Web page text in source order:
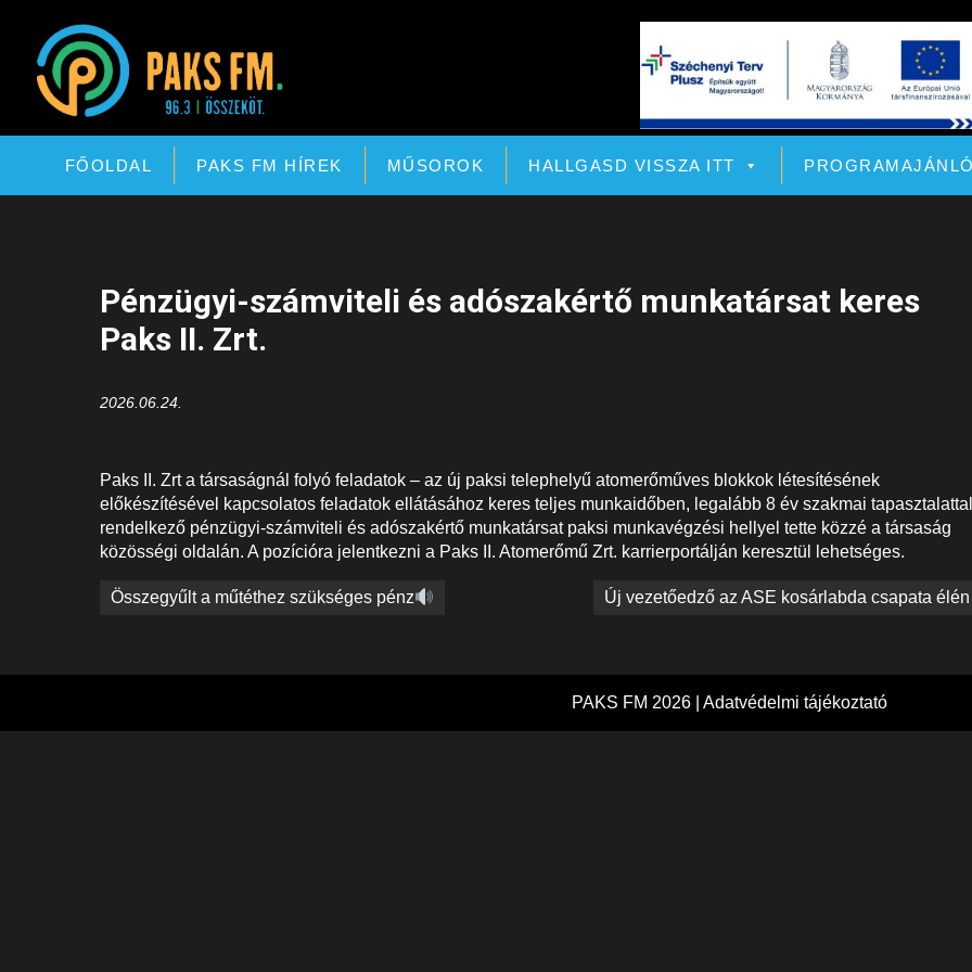
Paks FM
FŐOLDAL PAKS FM HÍREK MŰSOROK HALLGASD VISSZA ITT
Pénzügyi-számviteli és adószakértő munkatársat keres
Paks II. Zrt.
2026.06.24.
Paks II. Zrt a társaságnál folyó feladatok – az új paksi telephelyű atomerőműves blokkok létesítésének
előkészítésével kapcsolatos feladatok ellátásához keres teljes munkaidőben, legalább 8 év szakmai tapasztalattal
rendelkező pénzügyi-számviteli és adószakértő munkatársat paksi munkavégzési hellyel tette közzé a társaság
közösségi oldalán. A pozícióra jelentkezni a Paks II. Atomerőmű Zrt. karrierportálján keresztül lehetséges.
Bejegyzés
Összegyűlt a műtéthez szükséges pénz Új vezetőedző az ASE kosárlabda csapata élén
PAKS FM 2026 | Adatvédelmi tájékoztató